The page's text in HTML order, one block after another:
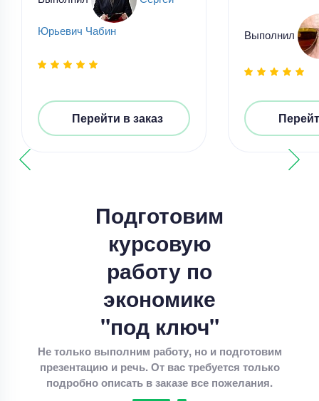
Юрьевич Чабин
Перейти в заказ
Выполнил
Подготовим
курсовую
работу по
экономике
"под ключ"
Не только выполним работу, но и подготовим
презентацию и речь. От вас требуется только
подробно описать в заказе все пожелания.
Цена 3800 ₽
9 минут назад
Курсовая работа
Уникальность
организация учета кассовых операций
50%
Срок выполнения 7 дней
Курсовая работа